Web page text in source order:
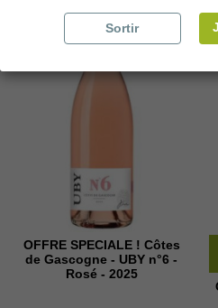
OFFRE SPECIALE ! Côtes
de Gascogne - UBY n°6 -
Rosé - 2025
Sortir